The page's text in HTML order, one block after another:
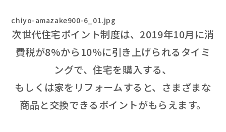
chiyo-amazake900-6_01.jpg
次世代住宅ポイント制度は、2019年10月に消
費税が8%から10％に引き上げられるタイミ
ングで、住宅を購入する、
もしくは家をリフォームすると、さまざまな
商品と交換できるポイントがもらえます。